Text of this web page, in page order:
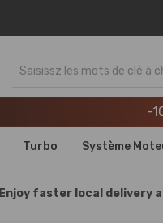
20e
-
Turbo Système
Enjoy faster local delivery